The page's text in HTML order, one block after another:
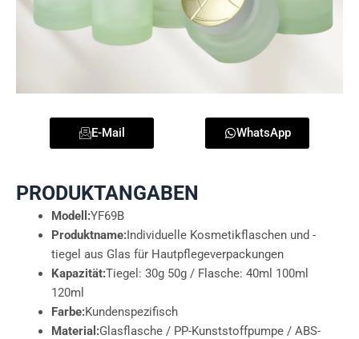
E-Mail WhatsApp
PRODUKTANGABEN
Modell:YF69B
Produktname:Individuelle Kosmetikflaschen und -
tiegel aus Glas für Hautpflegeverpackungen
Kapazität:Tiegel: 30g 50g / Flasche: 40ml 100ml
120ml
Farbe:Kundenspezifisch
Material:Glasflasche / PP-Kunststoffpumpe / ABS-